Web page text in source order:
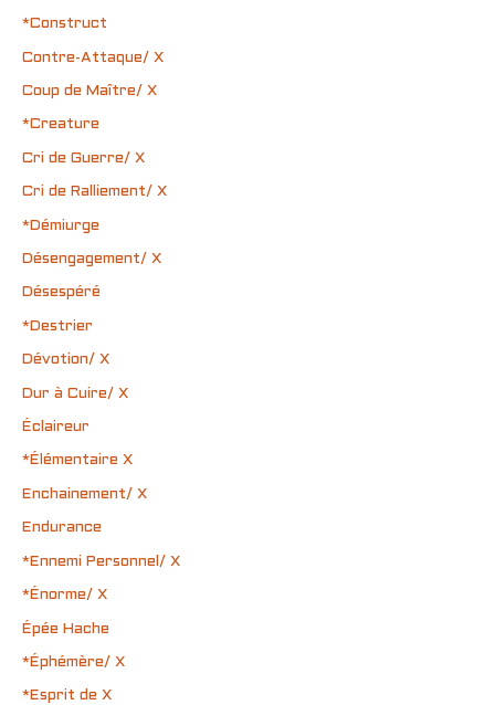
*Construct
Contre-Attaque/ X
Coup de Maître/ X
*Creature
Cri de Guerre/ X
Cri de Ralliement/ X
*Démiurge
Désengagement/ X
Désespéré
*Destrier
Dévotion/ X
Dur à Cuire/ X
Éclaireur
*Élémentaire X
Enchainement/ X
Endurance
*Ennemi Personnel/ X
*Énorme/ X
Épée Hache
*Éphémère/ X
*Esprit de X